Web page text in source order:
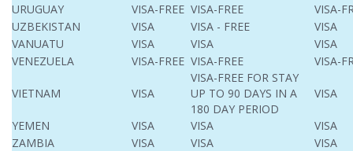
URUGUAY
VISA-FREE VISA-FREE
VISA-
UZBEKISTAN
VISA VISA - FREE
VISA
VANUATU
VISA VISA
VISA
VENEZUELA
VISA-FREE VISA-FREE VISA-
VIETNAM VISA
VISA-FREE FOR STAY
UP TO 90 DAYS IN A
180 DAY PERIOD
VISA
YEMEN VISA VISA
VISA
ZAMBIA
VISA VISA
VISA